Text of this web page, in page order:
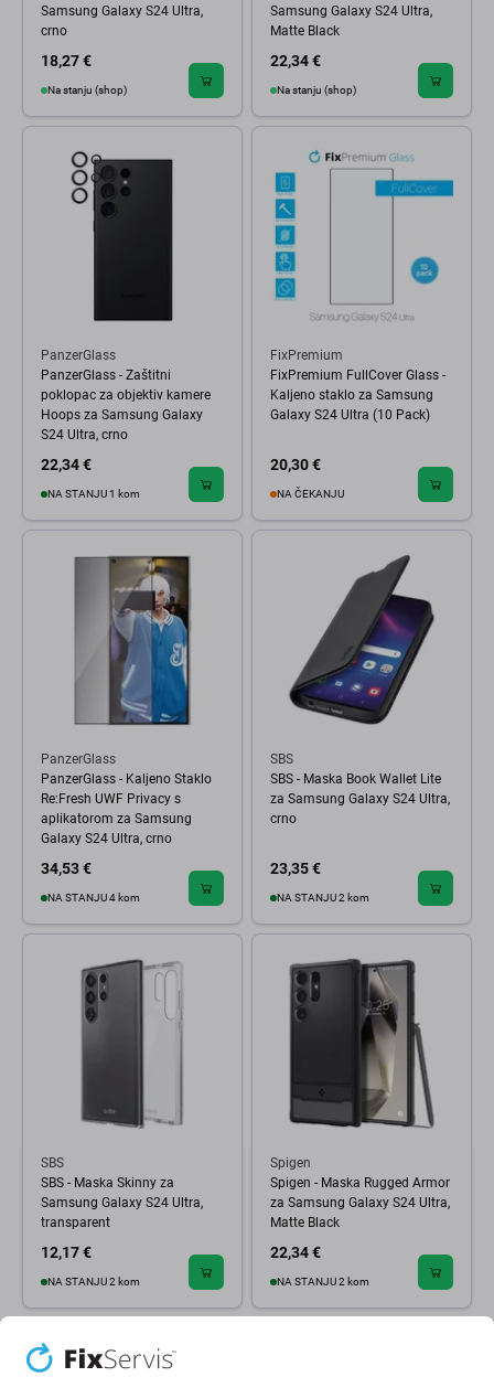
Samsung Galaxy S24 Ultra,
crno
18,27 €
Na stanju (shop)
Samsung Galaxy S24 Ultra,
Matte Black
22,34 €
Na stanju (shop)
PanzerGlass
PanzerGlass - Zaštitni
poklopac za objektiv kamere
Hoops za Samsung Galaxy
S24 Ultra, crno
22,34 €
NA STANJU 1 kom
FixPremium
FixPremium FullCover Glass -
Kaljeno staklo za Samsung
Galaxy S24 Ultra (10 Pack)
20,30 €
NA ČEKANJU
PanzerGlass
PanzerGlass - Kaljeno Staklo
Re:Fresh UWF Privacy s
aplikatorom za Samsung
Galaxy S24 Ultra, crno
34,53 €
NA STANJU 4 kom
SBS
SBS - Maska Book Wallet Lite
za Samsung Galaxy S24 Ultra,
crno
23,35 €
NA STANJU 2 kom
SBS
SBS - Maska Skinny za
Samsung Galaxy S24 Ultra,
transparent
12,17 €
NA STANJU 2 kom
Spigen
Spigen - Maska Rugged Armor
za Samsung Galaxy S24 Ultra,
Matte Black
22,34 €
NA STANJU 2 kom